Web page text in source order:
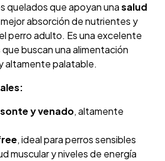
quelados que apoyan unasalud
mejor absorción de nutrientes y
perro adulto. Es una excelente
buscan una alimentación
altamente palatable.
y venado, altamente
, ideal para perros sensibles
muscular y niveles de energía